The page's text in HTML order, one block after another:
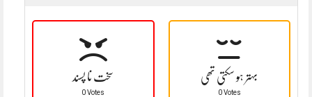
سخت نا پسند
0 Votes
بہتر ہو سکتی تھی
0 Votes